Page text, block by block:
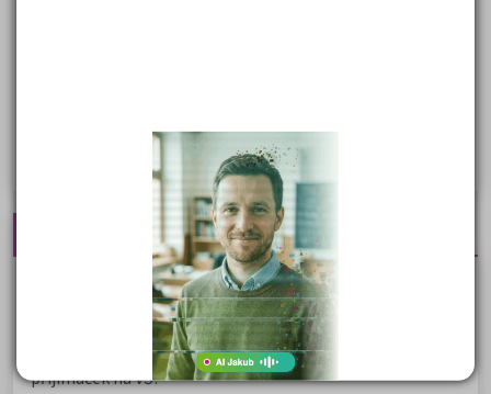
Politologie a mezinár. vztahy
Policejní akademie
Nejčtenější články
Kdy vysoké školy pořádají dny otevřených dveří
Na které fakulty se dostanete bez přijímaček 2026?
Samostudium vs. přípravný kurz: Co opravdu funguje u
přijímaček na VŠ?